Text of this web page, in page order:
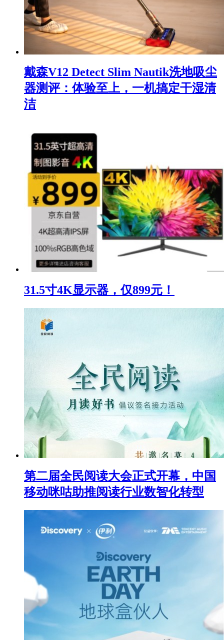
戴森V12 Detect Slim Nautik洗地吸尘
器测评：体验至上，一机搞定干湿清
洁
31.5寸4K显示器，仅899元！
第二届全民阅读大会正式开幕，中国
移动咪咕助推阅读行业数智化转型